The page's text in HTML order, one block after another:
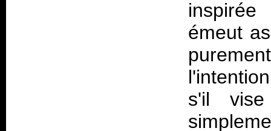
émeut
s'il